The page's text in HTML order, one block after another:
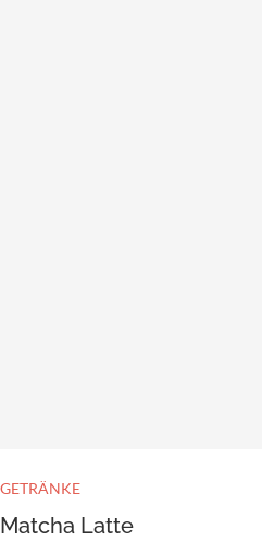
GETRÄNKE
Matcha Latte